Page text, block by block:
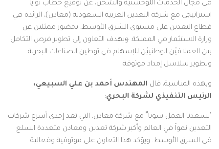
في مجال الخدمات اللوجستية والشحن، عن توقيع خطاب نوايا
استراتيجي مع شركة التعدين العربية السعودية (معادن)، الرائدة في
قطاع التعدين على مستوى الشرق الأوسط، بحضور ممثلين عن
وزارة الاستثمار في المملكة. ويهدف التعاون إلى تطوير فرص التكامل
بين العملاقيْن الوطنييْن للإسهام في توطين الصناعات البحرية
وتطوير سلاسل إمداد موثوقة.
وبهذه المناسبة، قال المهندس أحمد بن علي السبيعي،
الرئيس التنفيذي لشركة البحري:
"يسعدنا العمل سويا ً مع شركة معادن، التي تعد إحدى أسرع شركات
التعدين نمواً في العالم وأكبر شركة تعدين ومعادن متعددة السلع
في الشرق الأوسط. ويؤكد هذا التعاون على موثوقية وفعالية